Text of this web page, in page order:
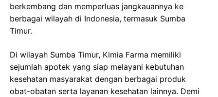
berkembang dan memperluas jangkauannya ke
berbagai wilayah di Indonesia, termasuk Sumba
Timur.
Di wilayah Sumba Timur, Kimia Farma memiliki
sejumlah apotek yang siap melayani kebutuhan
kesehatan masyarakat dengan berbagai produk
obat-obatan serta layanan kesehatan lainnya. Demi